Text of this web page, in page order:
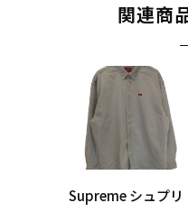
関連商
Supreme シュプリ